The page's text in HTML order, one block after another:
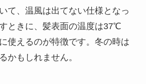
て、温風は出てない仕様となっ
ときに、髪表面の温度は37℃
使えるのが特徴です。冬の時は
かもしれません。